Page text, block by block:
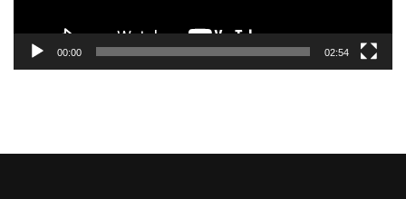
00:00 02:54